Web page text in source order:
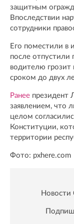
защитным
Впоследствии
сотрудники
Его поместили в
после отпустили
водителю
сроком до двух
Ранее президент
заявлением, что
целом
Конституции,
территории
Фото: pxhere.com
Новости